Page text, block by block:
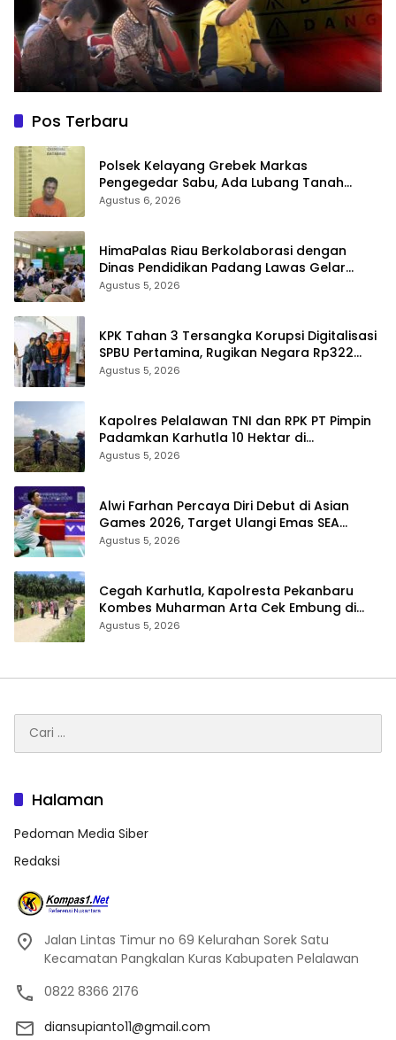
Pos Terbaru
Polsek Kelayang Grebek Markas
Pengegedar Sabu, Ada Lubang Tanah
Agustus 6, 2026
HimaPalas Riau Berkolaborasi dengan
Dinas Pendidikan Padang Lawas Gelar
Pelatihan OSIS SMP se-Kabupaten Padang
Agustus 5, 2026
KPK Tahan 3 Tersangka Korupsi Digitalisasi
SPBU Pertamina, Rugikan Negara Rp322
Miliar
Agustus 5, 2026
Kapolres Pelalawan TNI dan RPK PT Pimpin
Padamkan Karhutla 10 Hektar di
Kerumutan, Water Bombing Diterjunkan
Agustus 5, 2026
Alwi Farhan Percaya Diri Debut di Asian
Games 2026, Target Ulangi Emas SEA
Games
Agustus 5, 2026
Cegah Karhutla, Kapolresta Pekanbaru
Kombes Muharman Arta Cek Embung di
Payung Sekaki dan Tenayan Raya
Agustus 5, 2026
untuk:
Halaman
Pedoman Media Siber
Redaksi
Jalan Lintas Timur no 69 Kelurahan Sorek Satu
Kecamatan Pangkalan Kuras Kabupaten Pelalawan
0822 8366 2176
diansupianto11@gmail.com